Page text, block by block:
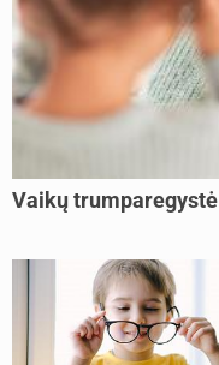
Vaikų trumparegystė